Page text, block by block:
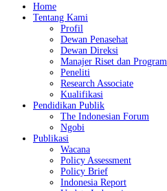
Home
Tentang Kami
Profil
Dewan Penasehat
Dewan Direksi
Manajer Riset dan Program
Peneliti
Research Associate
Kualifikasi
Pendidikan Publik
The Indonesian Forum
Ngobi
Publikasi
Wacana
Policy Assessment
Policy Brief
Indonesia Report